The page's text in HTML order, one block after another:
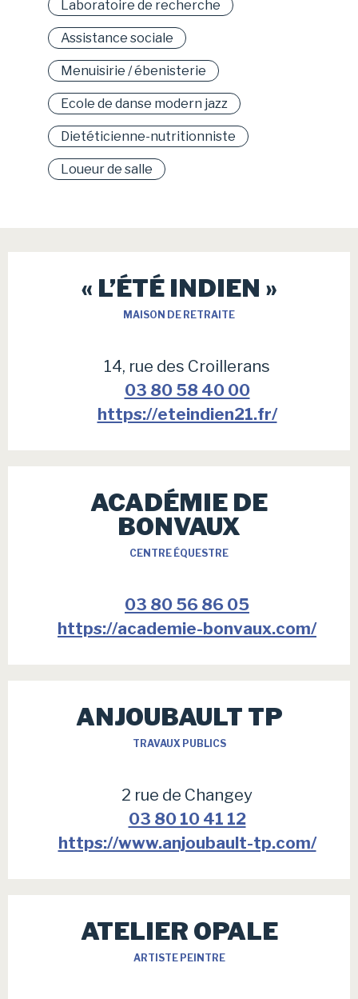
Laboratoire de recherche
Assistance sociale
Menuisirie / ébenisterie
Ecole de danse modern jazz
Dietéticienne-nutritionniste
Loueur de salle
« L’ÉTÉ INDIEN »
MAISON DE RETRAITE
14, rue des Croillerans
03 80 58 40 00
https://eteindien21.fr/
ACADÉMIE DE
BONVAUX
CENTRE ÉQUESTRE
03 80 56 86 05
https://academie-bonvaux.com/
ANJOUBAULT TP
TRAVAUX PUBLICS
2 rue de Changey
03 80 10 41 12
https://www.anjoubault-tp.com/
ATELIER OPALE
ARTISTE PEINTRE